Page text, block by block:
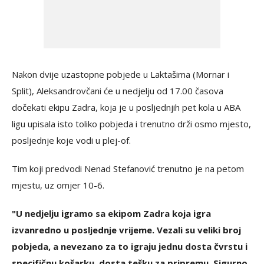
Nakon dvije uzastopne pobjede u Laktašima (Mornar i
Split), Aleksandrovčani će u nedjelju od 17.00 časova
dočekati ekipu Zadra, koja je u posljednjih pet kola u ABA
ligu upisala isto toliko pobjeda i trenutno drži osmo mjesto,
posljednje koje vodi u plej-of.
Tim koji predvodi Nenad Stefanović trenutno je na petom
mjestu, uz omjer 10-6.
"U nedjelju igramo sa ekipom Zadra koja igra
izvanredno u posljednje vrijeme. Vezali su veliki broj
pobjeda, a nevezano za to igraju jednu dosta čvrstu i